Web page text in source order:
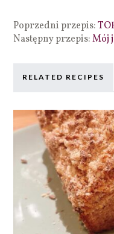
Poprzedni przepis:
Następny przepis:Mój
RELATED RECIPES